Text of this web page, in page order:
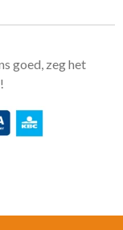
goed, zeg het